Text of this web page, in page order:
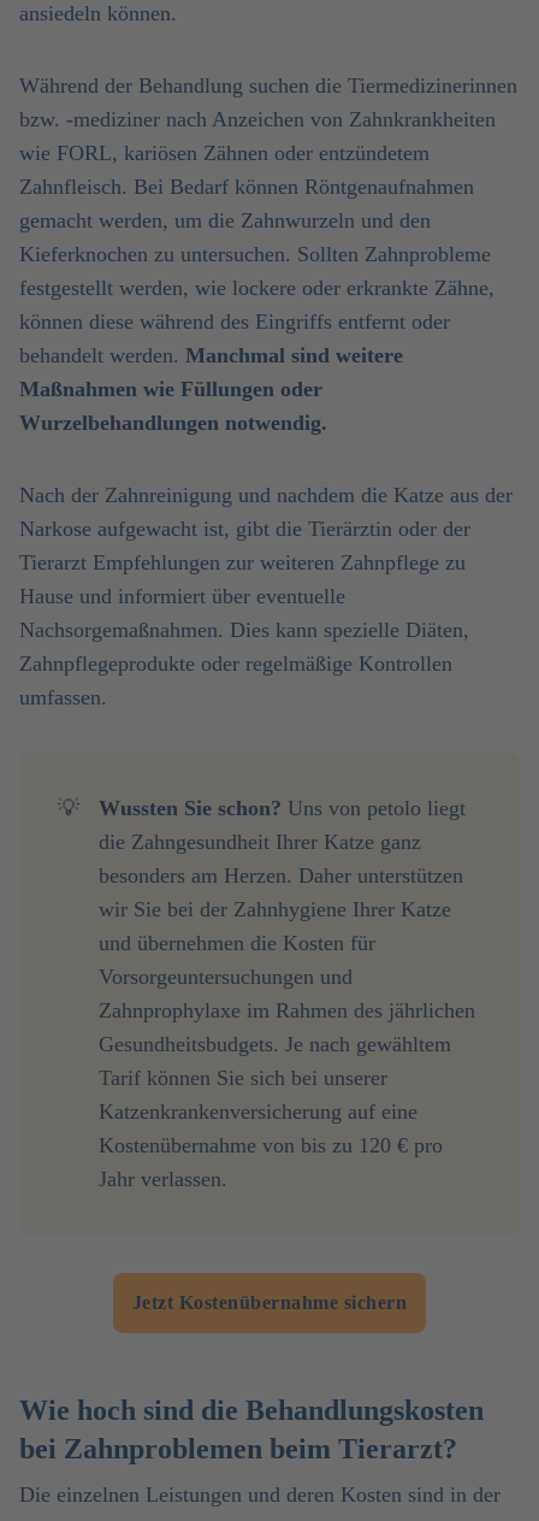
ansiedeln können.
Während der Behandlung suchen die Tiermedizinerinnen
bzw. -mediziner nach Anzeichen von Zahnkrankheiten
wie FORL, kariösen Zähnen oder entzündetem
Zahnfleisch. Bei Bedarf können Röntgenaufnahmen
gemacht werden, um die Zahnwurzeln und den
Kieferknochen zu untersuchen. Sollten Zahnprobleme
festgestellt werden, wie lockere oder erkrankte Zähne,
können diese während des Eingriffs entfernt oder
behandelt werden. Manchmal sind weitere
Maßnahmen wie Füllungen oder
Wurzelbehandlungen notwendig.
Nach der Zahnreinigung und nachdem die Katze aus der
Narkose aufgewacht ist, gibt die Tierärztin oder der
Tierarzt Empfehlungen zur weiteren Zahnpflege zu
Hause und informiert über eventuelle
Nachsorgemaßnahmen. Dies kann spezielle Diäten,
Zahnpflegeprodukte oder regelmäßige Kontrollen
umfassen.
💡 Wussten Sie schon? Uns von petolo liegt
die Zahngesundheit Ihrer Katze ganz
besonders am Herzen. Daher unterstützen
wir Sie bei der Zahnhygiene Ihrer Katze
und übernehmen die Kosten für
Vorsorgeuntersuchungen und
Zahnprophylaxe im Rahmen des jährlichen
Gesundheitsbudgets. Je nach gewähltem
Tarif können Sie sich bei unserer
Katzenkrankenversicherung auf eine
Kostenübernahme von bis zu 120 € pro
Jahr verlassen.
Jetzt Kostenübernahme sichern
Wie hoch sind die Behandlungskosten
bei Zahnproblemen beim Tierarzt?
Die einzelnen Leistungen und deren Kosten sind in der